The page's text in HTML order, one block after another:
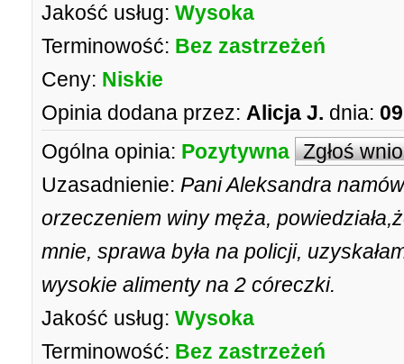
Jakość usług: Wysoka
Terminowość: Bez zastrzeżeń
Ceny: Niskie
Opinia dodana przez: Alicja J. dnia:
Ogólna opinia: Pozytywna Zgłoś
Uzasadnienie: Pani Aleksandra
orzeczeniem winy męża,
mnie, sprawa była na policji,
wysokie alimenty na 2 córeczki.
Jakość usług: Wysoka
Terminowość: Bez zastrzeżeń